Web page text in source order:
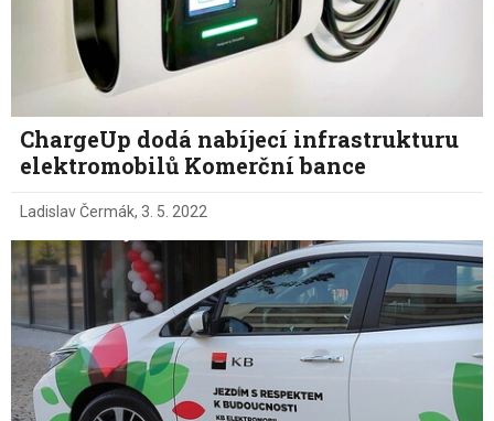
ChargeUp dodá nabíjecí infrastrukturu
elektromobilů Komerční bance
Ladislav Čermák, 3. 5. 2022